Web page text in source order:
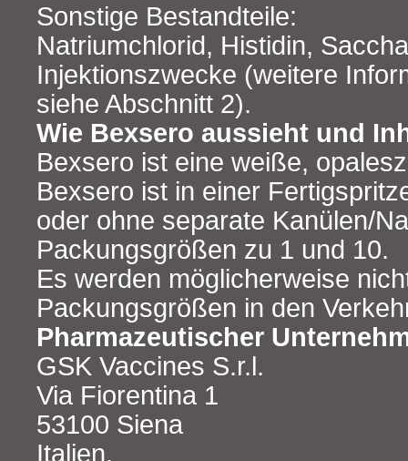
Sonstige Bestandteile:
Natriumchlorid, Histidin,
Injektionszwecke (weitere
siehe Abschnitt 2).
Wie Bexsero aussieht und
Bexsero ist eine weiße,
Bexsero ist in einer
oder ohne separate Kanülen/
Packungsgrößen zu 1 und 10.
Es werden möglicherweise
Packungsgrößen in den
Pharmazeutischer
GSK Vaccines S.r.l.
Via Fiorentina 1
53100 Siena
Italien.